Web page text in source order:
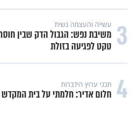
3 עשייה והעצמה נשית
משיבת נפש: הגבול הדק שבין
טקט לפגיעה בזולת
4 תכני ערוץ הידברות
חלום אדיר: חלמתי על בית המקדש